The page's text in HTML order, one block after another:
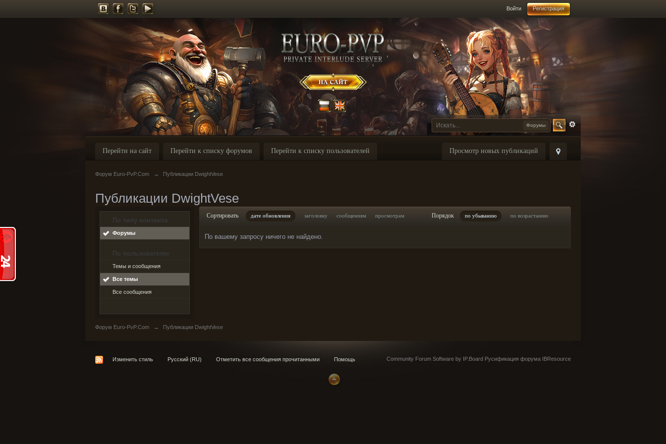
Войти Регистрация
Форумы
Просмотр новых публикаций
Перейти на сайт Перейти к списку форумов Перейти к списку пользователей
Форум Euro-PvP.Com → Публикации DwightVese
Публикации DwightVese
По типу контента
Форумы
По пользователю
Темы и сообщения
Все темы
Все сообщения
Сортировать дате обновления заголовку сообщениям просмотрам Порядок по убыванию по возрастанию
По вашему запросу ничего не найдено.
Форум Euro-PvP.Com → Публикации DwightVese
Изменить стиль Русский (RU) Отметить все сообщения прочитанными Помощь Community Forum Software by IP.Board Русификация форума IBResource